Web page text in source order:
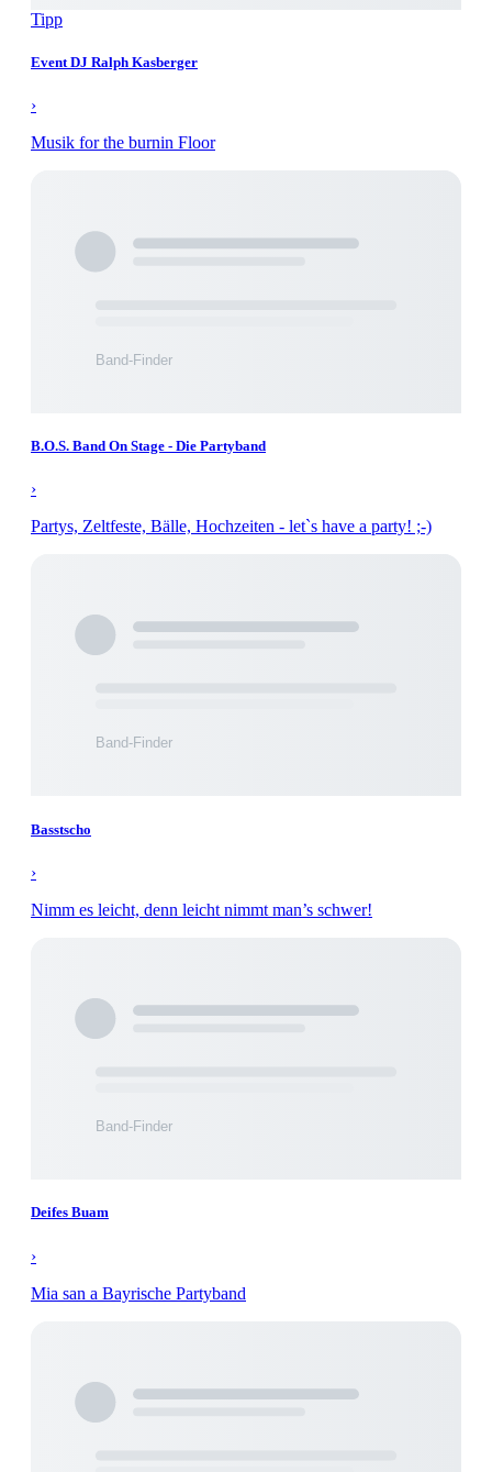
Tipp
Event DJ Ralph Kasberger
›
Musik for the burnin Floor
B.O.S. Band On Stage - Die Partyband
›
Partys, Zeltfeste, Bälle, Hochzeiten - let`s have a party! ;-)
Basstscho
›
Nimm es leicht, denn leicht nimmt man’s schwer!
Deifes Buam
›
Mia san a Bayrische Partyband